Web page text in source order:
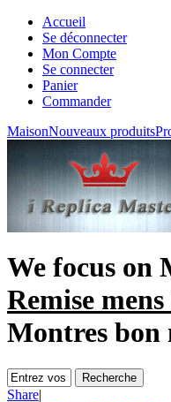
Accueil
Se déconnecter
Mon Compte
Se connecter
Panier
Commander
MaisonNouveaux produits
We focus on
Remise
Montres bon
Share|